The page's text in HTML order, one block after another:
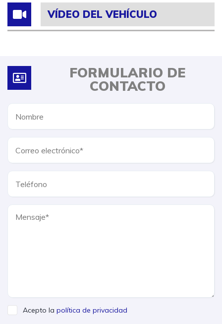
VÍDEO DEL VEHÍCULO
FORMULARIO DE
CONTACTO
Acepto la política de privacidad